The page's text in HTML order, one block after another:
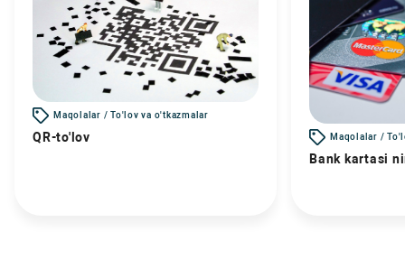
Maqolalar / To'lov va o'tkazmalar
QR-to'lov Maqolalar /
Bank kartasi